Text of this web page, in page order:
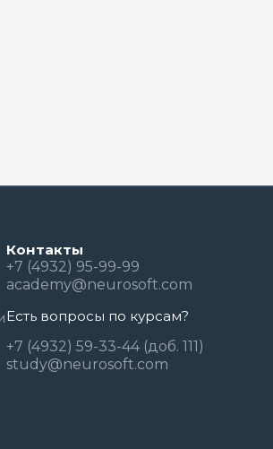
Контакты
+7 (4932) 95-99-99
academy@neurosoft.com
Есть вопросы по курсам?
+7 (4932) 59-33-44 (доб. 111)
study@neurosoft.com